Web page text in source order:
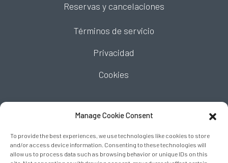
Manage Cookie Consent
To provide the best experiences, we use technologies like cookies to store
and/or access device information. Consenting to these technologies will
allow us to process data such as browsing behavior or unique IDs on this
Reservas y cancelaciones
Términos de servicio
Privacidad
Cookies
ENCUÉNTRANOS